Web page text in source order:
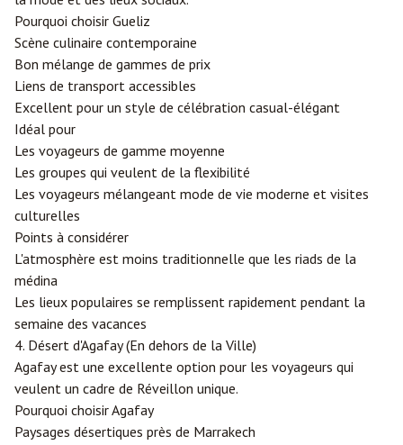
Pourquoi choisir Gueliz
Scène culinaire contemporaine
Bon mélange de gammes de prix
Liens de transport accessibles
Excellent pour un style de célébration casual-élégant
Idéal pour
Les voyageurs de gamme moyenne
Les groupes qui veulent de la flexibilité
Les voyageurs mélangeant mode de vie moderne et visites
culturelles
Points à considérer
L'atmosphère est moins traditionnelle que les riads de la
médina
Les lieux populaires se remplissent rapidement pendant la
semaine des vacances
4. Désert d'Agafay (En dehors de la Ville)
Agafay est une excellente option pour les voyageurs qui
veulent un cadre de Réveillon unique.
Pourquoi choisir Agafay
Paysages désertiques près de Marrakech